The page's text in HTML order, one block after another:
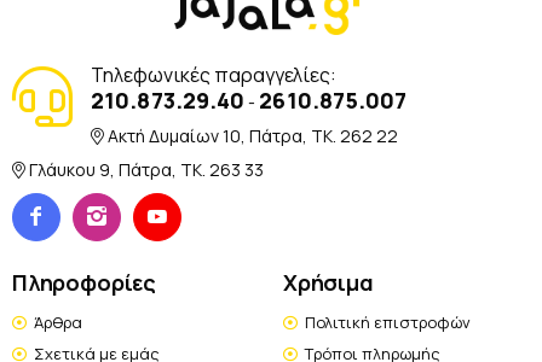
Τηλεφωνικές παραγγελίες:
210.873.29.40 - 2610.875.007
Ακτή Δυμαίων 10, Πάτρα, TK. 262 22
Γλάυκου 9, Πάτρα, TK. 263 33
Πληροφορίες
Άρθρα
Σχετικά με εμάς
Χρήσιμα
Πολιτική επιστροφών
Τρόποι πληρωμής